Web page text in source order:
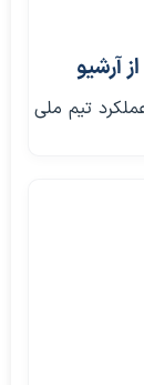
آرشیو
تیم ملی